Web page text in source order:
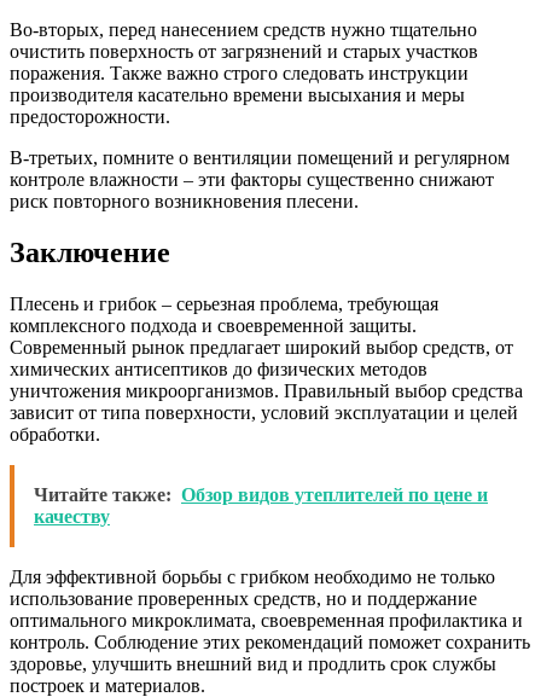
Во-вторых, перед нанесением средств нужно тщательно
очистить поверхность от загрязнений и старых участков
поражения. Также важно строго следовать инструкции
производителя касательно времени высыхания и меры
предосторожности.
В-третьих, помните о вентиляции помещений и регулярном
контроле влажности – эти факторы существенно снижают
риск повторного возникновения плесени.
Заключение
Плесень и грибок – серьезная проблема, требующая
комплексного подхода и своевременной защиты.
Современный рынок предлагает широкий выбор средств, от
химических антисептиков до физических методов
уничтожения микроорганизмов. Правильный выбор средства
зависит от типа поверхности, условий эксплуатации и целей
обработки.
Читайте также: Обзор видов утеплителей по цене и
качеству
Для эффективной борьбы с грибком необходимо не только
использование проверенных средств, но и поддержание
оптимального микроклимата, своевременная профилактика и
контроль. Соблюдение этих рекомендаций поможет сохранить
здоровье, улучшить внешний вид и продлить срок службы
построек и материалов.